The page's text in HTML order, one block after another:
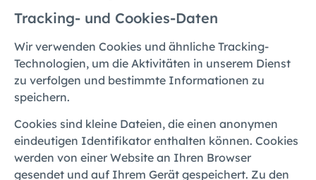
Tracking- und Cookies-Daten
Wir verwenden Cookies und ähnliche Tracking-
Technologien, um die Aktivitäten in unserem Dienst
zu verfolgen und bestimmte Informationen zu
speichern.
Cookies sind kleine Dateien, die einen anonymen
eindeutigen Identifikator enthalten können. Cookies
werden von einer Website an Ihren Browser
gesendet und auf Ihrem Gerät gespeichert. Zu den